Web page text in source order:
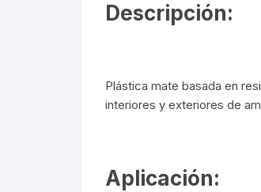
Descripción:
Plástica mate basada en
interiores y exteriores de
Aplicación: